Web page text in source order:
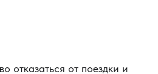
отказаться от поездки и